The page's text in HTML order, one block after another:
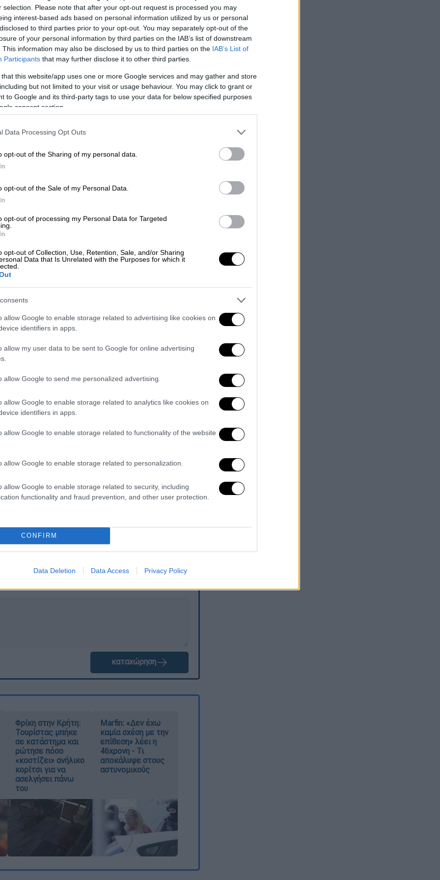
selection. Please note that after your opt-out request is processed you may
interest-based ads based on personal information utilized by us or personal
to third parties prior to your opt-out. You may separately opt-out of the
of your personal information by third parties on the IAB’s list of downstream
This information may also be disclosed by us to third parties on the IAB’s List of
Participants that may further disclose it to other third parties.
that this website/app uses one or more Google services and may gather and store
but not limited to your visit or usage behaviour. You may click to grant or
to Google and its third-party tags to use your data for below specified purposes
consent section.
Data Processing Opt Outs
opt-out of the Sharing of my personal data.
opt-out of the Sale of my Personal Data.
opt-out of processing my Personal Data for Targeted
opt-out of Collection, Use, Retention, Sale, and/or Sharing
Data that Is Unrelated with the Purposes for which it
allow Google to enable storage related to advertising like cookies on
identifiers in apps.
allow my user data to be sent to Google for online advertising
allow Google to send me personalized advertising.
allow Google to enable storage related to analytics like cookies on
identifiers in apps.
allow Google to enable storage related to functionality of the website
allow Google to enable storage related to personalization.
allow Google to enable storage related to security, including
functionality and fraud prevention, and other user protection.
CONFIRM
Data Deletion Data Access Privacy Policy
καθήκοντα νέου γενικού διευθυντή του BBC (AP)
το ΕΘΝΟΣ στη Google
αναλαμβάνειγενικός διευθυντής
τον Τιμ Ντέιβι ο οποίος παραιτήθηκε
μοντάζ μιας ομιλίας του
η οποία μεταδόθηκε από την εκπομπή
Τραμπ - Τα αντικρουόμενα
«κόλαση»
των 1,6 εκατ. ευρώ - Τα
πρόεδρος κατηγορεί τον
που εκφώνησε στις 6 Ιανουαρίου
στο Καπιτώλιο.
, αλλά και πραγματικής ευκαιρίας.
για να βρίσκεται τόσο εκεί που
βρίσκεται το κοινό», δήλωσε ο Μπρίτιν
εμπειρίας του Μπρίτιν, το
γενικό διευθυντή.
ΕΘΝΟΣ θα παρεμβαίνει και τα προσβλητικά σχόλια θα
καταχώρηση
Φρίκη στην Κρήτη:
Τουρίστας μπήκε
σε κατάστημα και
ρώτησε πόσο
«κοστίζει» ανήλικο
κορίτσι για να
ασελγήσει πάνω
του
Marfin: «Δεν έχω
καμία σχέση με την
επίθεση» λέει η
46χρονη - Τι
αποκάλυψε στους
αστυνομικούς